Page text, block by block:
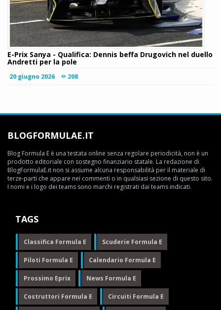
E-Prix Sanya - Qualifica: Dennis beffa Drugovich nel duello
Andretti per la pole
20 giugno 2026 208
BLOGFORMULAE.IT
Blog Formula E è una testata online senza regolare periodicità, non è un
prodotto editoriale con sostegno finanziario statale. La redazione di
BlogFormulaE.it non si assume alcuna responsabilità per il materiale di
terze-parti che appare nei commenti o in qualsiasi sezione di questo sito.
I nomi e i logo dei teams sono marchi registrati dai teams indicati.
TAGS
Classifica Formula E Scuderie Formula E
Piloti Formula E Calendario Formula E
Prossimo Eprix News Formula E
Costruttori Formula E Circuiti Formula E